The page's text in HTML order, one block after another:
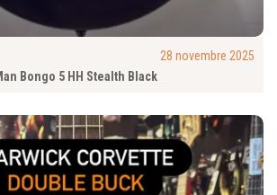
28 novembre 2025
Bongo 5 HH Stealth Black